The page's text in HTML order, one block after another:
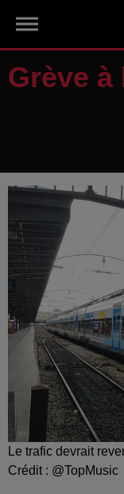
Grève à
Le trafic devrait
Crédit : @TopMusic